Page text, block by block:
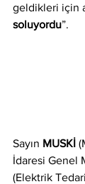
geldikleri için
soluyordu”.
Sayın MUSKİ
İdaresi Genel
(Elektrik